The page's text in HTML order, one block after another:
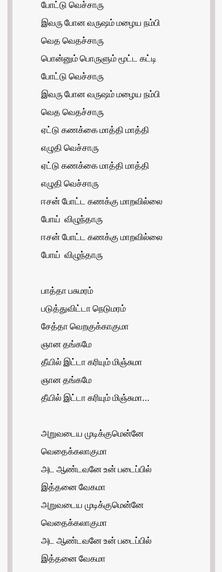
போட்டு வெச்சாரு
இவரு போன வருஷம் மழைய நம்பி
வெத வெதச்சாரு
பொன்னும் பொருளும் மூட்ட கட்டி
போட்டு வெச்சாரு
இவரு போன வருஷம் மழைய நம்பி
வெத வெதச்சாரு
ஏட்டு கணக்கை மாத்தி மாத்தி
எழுதி வெச்சாரு
ஏட்டு கணக்கை மாத்தி மாத்தி
எழுதி வெச்சாரு
ஈசன் போட்ட கணக்கு மாறவில்லை
போய் விழுந்தாரு
ஈசன் போட்ட கணக்கு மாறவில்லை
போய் விழுந்தாரு
பாத்தா பசுமரம்
படுத்துவிட்டா நெடுமரம்
சேத்தா வெறகுக்காகுமா
ஞான தங்கமே
தீயில் இட்டா கரியும் மிஞ்சுமா
ஞான தங்கமே
தீயில் இட்டா கரியும் மிஞ்சுமா...
அறுவடைய முடிக்குமென்னே
வெதைக்கலாகுமா
அட ஆண்டவனே உன் படைப்பில்
இத்தனை வேகமா
அறுவடைய முடிக்குமென்னே
வெதைக்கலாகுமா
அட ஆண்டவனே உன் படைப்பில்
இத்தனை வேகமா